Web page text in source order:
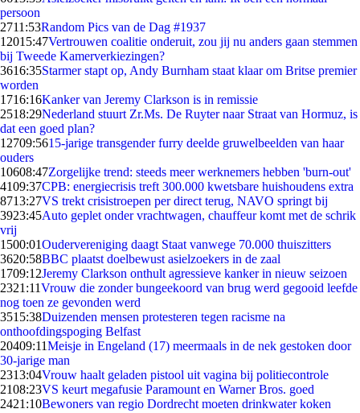
persoon
2711:53Random Pics van de Dag #1937
12015:47Vertrouwen coalitie onderuit, zou jij nu anders gaan stemmen
bij Tweede Kamerverkiezingen?
3616:35Starmer stapt op, Andy Burnham staat klaar om Britse premier
worden
1716:16Kanker van Jeremy Clarkson is in remissie
2518:29Nederland stuurt Zr.Ms. De Ruyter naar Straat van Hormuz, is
dat een goed plan?
12709:5615-jarige transgender furry deelde gruwelbeelden van haar
ouders
10608:47Zorgelijke trend: steeds meer werknemers hebben 'burn-out'
4109:37CPB: energiecrisis treft 300.000 kwetsbare huishoudens extra
8713:27VS trekt crisistroepen per direct terug, NAVO springt bij
3923:45Auto geplet onder vrachtwagen, chauffeur komt met de schrik
vrij
1500:01Oudervereniging daagt Staat vanwege 70.000 thuiszitters
3620:58BBC plaatst doelbewust asielzoekers in de zaal
1709:12Jeremy Clarkson onthult agressieve kanker in nieuw seizoen
2321:11Vrouw die zonder bungeekoord van brug werd gegooid leefde
nog toen ze gevonden werd
3515:38Duizenden mensen protesteren tegen racisme na
onthoofdingspoging Belfast
20409:11Meisje in Engeland (17) meermaals in de nek gestoken door
30-jarige man
2313:04Vrouw haalt geladen pistool uit vagina bij politiecontrole
2108:23VS keurt megafusie Paramount en Warner Bros. goed
2421:10Bewoners van regio Dordrecht moeten drinkwater koken